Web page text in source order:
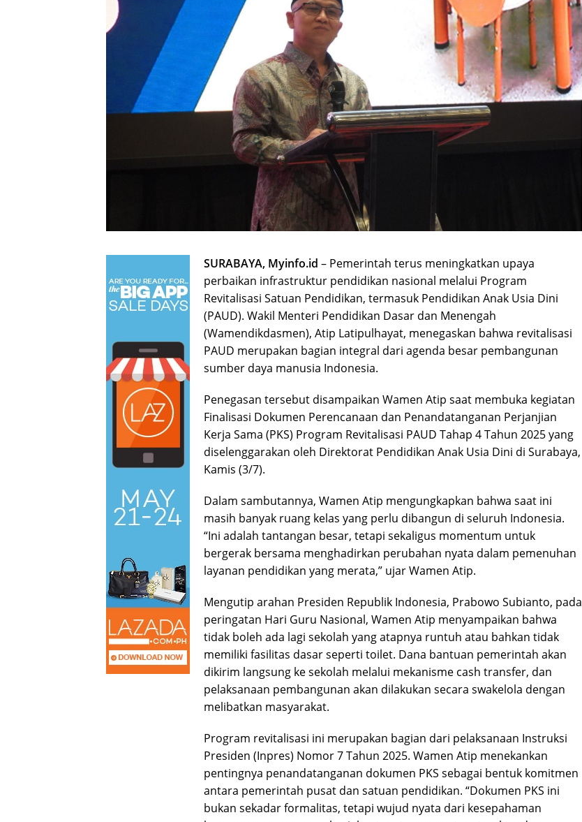
SURABAYA, Myinfo.id – Pemerintah terus meningkatkan upaya
perbaikan infrastruktur pendidikan nasional melalui Program
Revitalisasi Satuan Pendidikan, termasuk Pendidikan Anak Usia Dini
(PAUD). Wakil Menteri Pendidikan Dasar dan Menengah
(Wamendikdasmen), Atip Latipulhayat, menegaskan bahwa revitalisasi
PAUD merupakan bagian integral dari agenda besar pembangunan
sumber daya manusia Indonesia.
Penegasan tersebut disampaikan Wamen Atip saat membuka kegiatan
Finalisasi Dokumen Perencanaan dan Penandatanganan Perjanjian
Kerja Sama (PKS) Program Revitalisasi PAUD Tahap 4 Tahun 2025 yang
diselenggarakan oleh Direktorat Pendidikan Anak Usia Dini di Surabaya,
Kamis (3/7).
Dalam sambutannya, Wamen Atip mengungkapkan bahwa saat ini
masih banyak ruang kelas yang perlu dibangun di seluruh Indonesia.
“Ini adalah tantangan besar, tetapi sekaligus momentum untuk
bergerak bersama menghadirkan perubahan nyata dalam pemenuhan
layanan pendidikan yang merata,” ujar Wamen Atip.
Mengutip arahan Presiden Republik Indonesia, Prabowo Subianto, pada
peringatan Hari Guru Nasional, Wamen Atip menyampaikan bahwa
tidak boleh ada lagi sekolah yang atapnya runtuh atau bahkan tidak
memiliki fasilitas dasar seperti toilet. Dana bantuan pemerintah akan
dikirim langsung ke sekolah melalui mekanisme cash transfer, dan
pelaksanaan pembangunan akan dilakukan secara swakelola dengan
melibatkan masyarakat.
Program revitalisasi ini merupakan bagian dari pelaksanaan Instruksi
Presiden (Inpres) Nomor 7 Tahun 2025. Wamen Atip menekankan
pentingnya penandatanganan dokumen PKS sebagai bentuk komitmen
antara pemerintah pusat dan satuan pendidikan. “Dokumen PKS ini
bukan sekadar formalitas, tetapi wujud nyata dari kesepahaman